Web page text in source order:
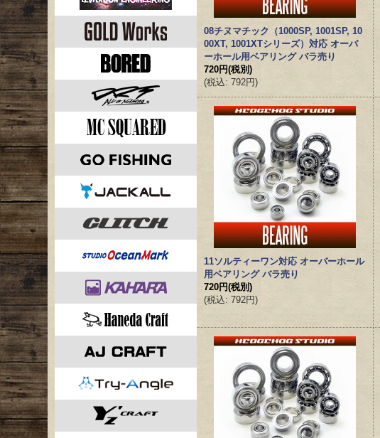
08チヌマチック（1000SP, 1001SP, 10
00XT, 1001XTシリーズ）対応 オーバ
ーホール用ベアリング バラ売り
720円(税別)
(税込: 792円)
11ソルティーワン対応 オーバーホール
用ベアリング バラ売り
720円(税別)
(税込: 792円)